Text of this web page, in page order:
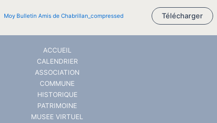
Moy Bulletin Amis de Chabrillan_compressed Télécharger
ACCUEIL
CALENDRIER
ASSOCIATION
COMMUNE
HISTORIQUE
PATRIMOINE
MUSEE VIRTUEL